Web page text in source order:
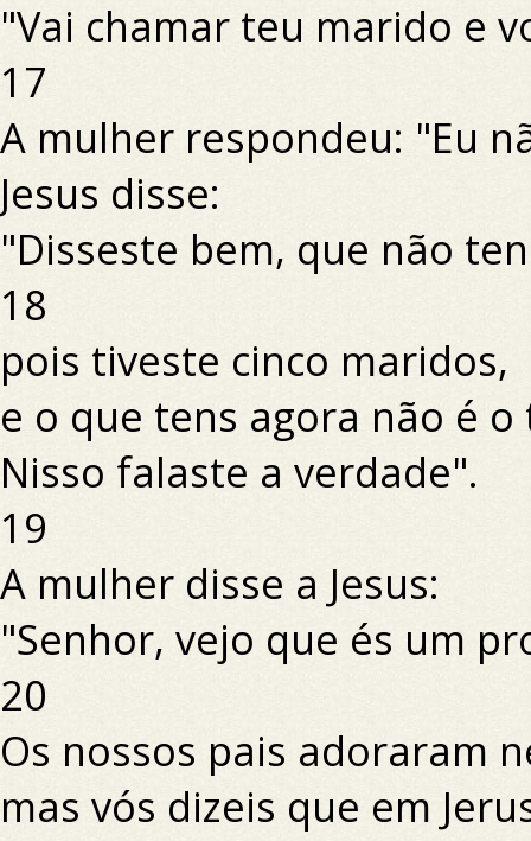
"Vai chamar teu marido e
17
A mulher respondeu: "Eu
Jesus disse:
"Disseste bem, que não
18
pois tiveste cinco maridos,
e o que tens agora não é
Nisso falaste a verdade".
19
A mulher disse a Jesus:
"Senhor, vejo que és um
20
Os nossos pais adoraram
mas vós dizeis que em